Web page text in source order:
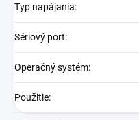
Typ napájania:
Sériový port:
Operačný systém:
Použitie: